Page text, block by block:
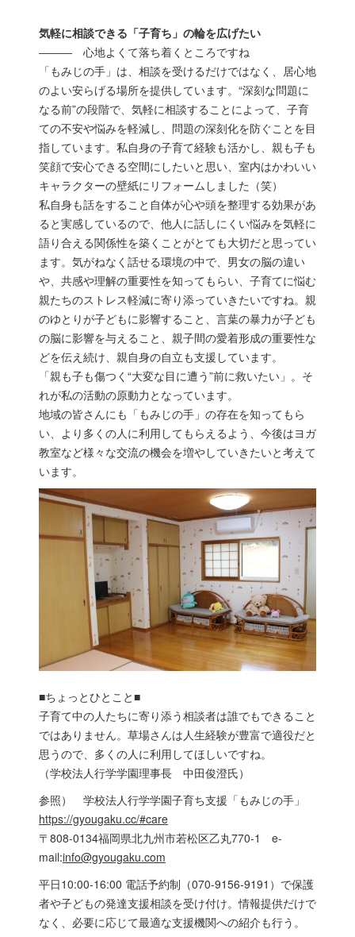
気軽に相談できる「子育ち」の輪を広げたい
――― 心地よくて落ち着くところですね
「もみじの手」は、相談を受けるだけではなく、居心地
のよい安らげる場所を提供しています。“深刻な問題に
なる前”の段階で、気軽に相談することによって、子育
ての不安や悩みを軽減し、問題の深刻化を防ぐことを目
指しています。私自身の子育て経験も活かし、親も子も
笑顔で安心できる空間にしたいと思い、室内はかわいい
キャラクターの壁紙にリフォームしました（笑）
私自身も話をすること自体が心や頭を整理する効果があ
ると実感しているので、他人に話しにくい悩みを気軽に
語り合える関係性を築くことがとても大切だと思ってい
ます。気がねなく話せる環境の中で、男女の脳の違い
や、共感や理解の重要性を知ってもらい、子育てに悩む
親たちのストレス軽減に寄り添っていきたいですね。親
のゆとりが子どもに影響すること、言葉の暴力が子ども
の脳に影響を与えること、親子間の愛着形成の重要性な
どを伝え続け、親自身の自立も支援しています。
「親も子も傷つく“大変な目に遭う”前に救いたい」。そ
れが私の活動の原動力となっています。
地域の皆さんにも「もみじの手」の存在を知ってもら
い、より多くの人に利用してもらえるよう、今後はヨガ
教室など様々な交流の機会を増やしていきたいと考えて
います。
■ちょっとひとこと■
子育て中の人たちに寄り添う相談者は誰でもできること
ではありません。草場さんは人生経験が豊富で適役だと
思うので、多くの人に利用してほしいですね。
（学校法人行学学園理事長 中田俊澄氏）
参照） 学校法人行学学園子育ち支援「もみじの手」
https://gyougaku.cc/#care
〒808-0134福岡県北九州市若松区乙丸770-1 e-
mail:info@gyougaku.com
平日10:00-16:00 電話予約制（070-9156-9191）で保護
者や子どもの発達支援相談を受け付け。情報提供だけで
なく、必要に応じて最適な支援機関への紹介も行う。